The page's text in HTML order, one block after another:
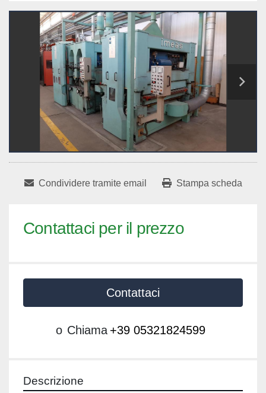
Condividere tramite email Stampa scheda
Contattaci per il prezzo
Contattaci
o Chiama +39 05321824599
Descrizione